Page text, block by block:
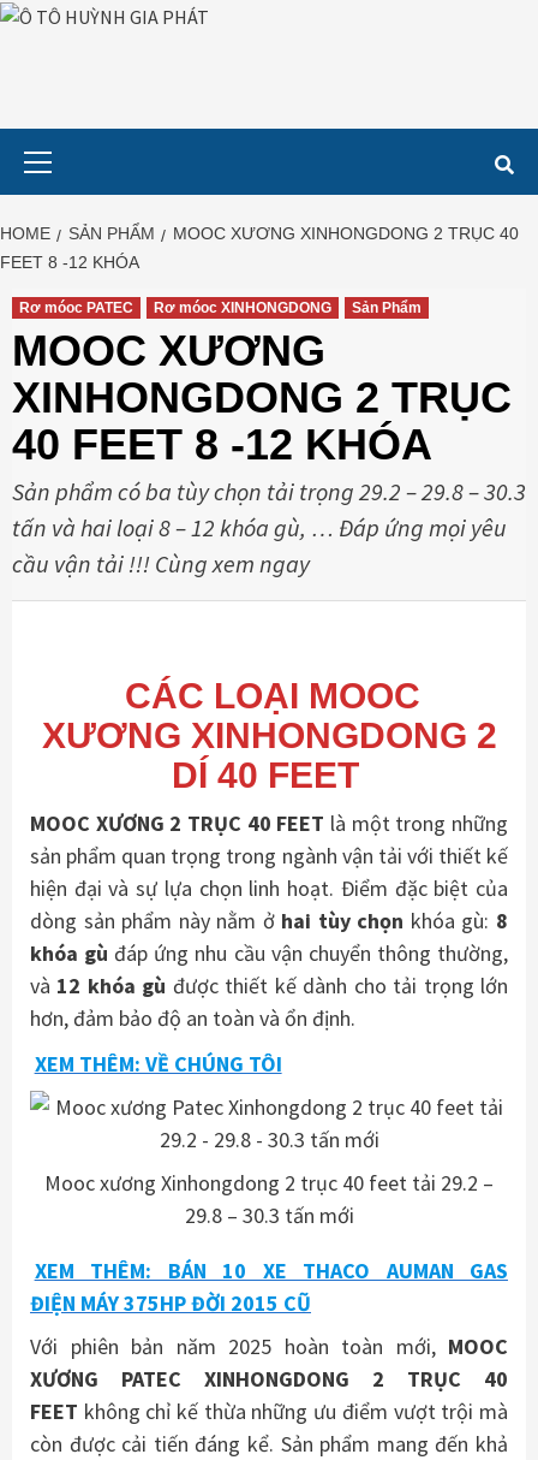
HOME SẢN PHẨM
MOOC XƯƠNG XINHONGDONG 2 TRỤC 40
FEET 8 -12 KHÓA
Rơ móoc PATEC Rơ móoc XINHONGDONG Sản Phẩm
MOOC XƯƠNG
XINHONGDONG 2 TRỤC
40 FEET 8 -12 KHÓA
Sản phẩm có ba tùy chọn tải trọng 29.2 – 29.8 – 30.3
tấn và hai loại 8 – 12 khóa gù, … Đáp ứng mọi yêu
cầu vận tải !!! Cùng xem ngay
CÁC LOẠI MOOC
XƯƠNG XINHONGDONG 2
DÍ 40 FEET
MOOC XƯƠNG 2 TRỤC 40 FEET là một trong những
sản phẩm quan trọng trong ngành vận tải với thiết kế
hiện đại và sự lựa chọn linh hoạt. Điểm đặc biệt của
dòng sản phẩm này nằm ở hai tùy chọn khóa gù: 8
khóa gù đáp ứng nhu cầu vận chuyển thông thường,
và 12 khóa gù được thiết kế dành cho tải trọng lớn
hơn, đảm bảo độ an toàn và ổn định.
XEM THÊM: VỀ CHÚNG TÔI
Mooc xương Xinhongdong 2 trục 40 feet tải 29.2 –
29.8 – 30.3 tấn mới
XEM THÊM: BÁN 10 XE THACO AUMAN GAS
ĐIỆN MÁY 375HP ĐỜI 2015 CŨ
Với phiên bản năm 2025 hoàn toàn mới, MOOC
XƯƠNG PATEC XINHONGDONG 2 TRỤC 40
FEET không chỉ kế thừa những ưu điểm vượt trội mà
còn được cải tiến đáng kể. Sản phẩm mang đến khả